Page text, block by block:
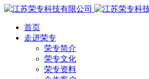
首页
走进荣专
荣专简介
荣专文化
荣专资料